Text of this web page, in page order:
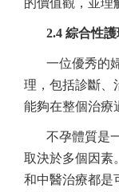
的價值觀，並理
2.4 綜合性護
一位優秀的
理，包括診斷、
能夠在整個治療
不孕體質是
取決於多個因素
和中醫治療都是